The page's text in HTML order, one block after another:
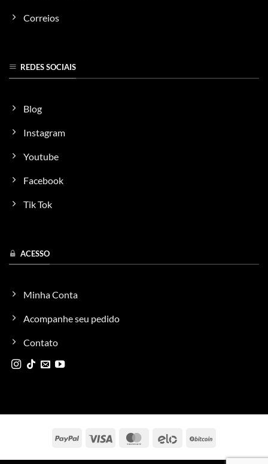
Correios
REDES SOCIAIS
Blog
Instagram
Youtube
Facebook
Tik Tok
ACESSO
Minha Conta
Acompanhe seu pedido
Contato
PayPal Visa MasterCard
Elo